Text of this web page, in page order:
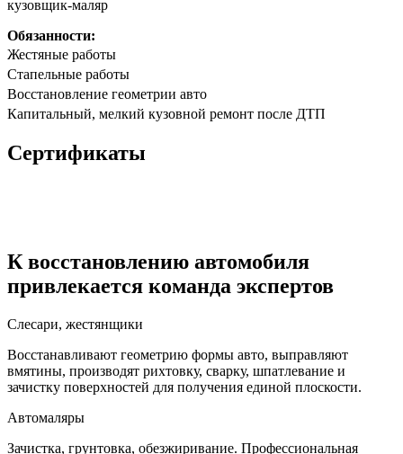
кузовщик-маляр
Обязанности:
Жестяные работы
Стапельные работы
Восстановление геометрии авто
Капитальный, мелкий кузовной ремонт после ДТП
Сертификаты
К восстановлению автомобиля
привлекается команда экспертов
Слесари, жестянщики
Восстанавливают геометрию формы авто, выправляют
вмятины, производят рихтовку, сварку, шпатлевание и
зачистку поверхностей для получения единой плоскости.
Автомаляры
Зачистка, грунтовка, обезжиривание. Профессиональная